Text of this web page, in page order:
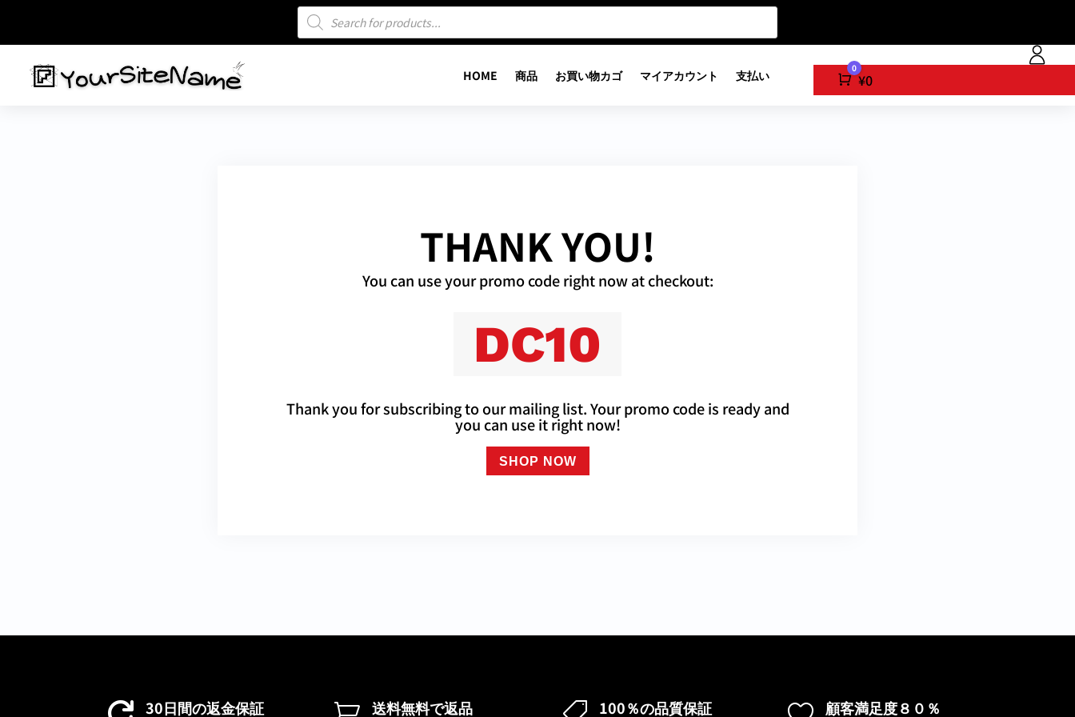
商
索
HOME 商品 お買い物カゴ マイアカウント 支払い Cart
0
¥0
THANK YOU!
You can use your promo code right now at checkout:
DC10
Thank you for subscribing to our mailing list. Your promo code is ready and
you can use it right now!
SHOP NOW
30日間の返金保証 送料無料で返品 100％の品質保証 顧客満足度８０％